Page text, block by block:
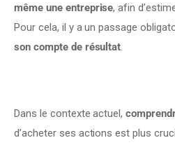
même une entreprise, afin
Pour cela, il y a un passage
son compte de résultat.
Dans le contexte actuel,
d’acheter ses actions est plus